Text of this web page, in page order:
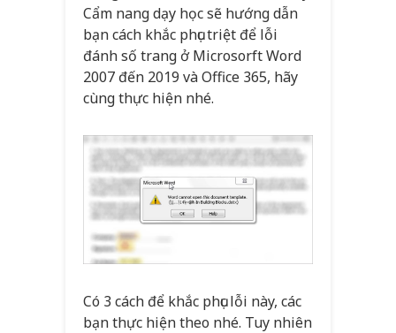
Cẩm nang dạy học sẽ hướng dẫn
bạn cách khắc phục triệt để lỗi
đánh số trang ở Microsorft Word
2007 đến 2019 và Office 365, hãy
cùng thực hiện nhé.
Có 3 cách để khắc phục lỗi này, các
bạn thực hiện theo nhé. Tuy nhiên